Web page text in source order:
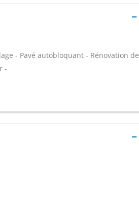
- Pavé autobloquant - Rénovation de
-